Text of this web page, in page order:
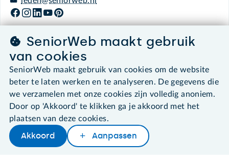
Later lezenDelenWoordenboek
©2026 SeniorWeb
Algemene voorwaarden
Cookies en cookie-instellingen
Disclaimer
Privacybeleid
About SeniorWeb
SeniorWeb maakt gebruik
van cookies
SeniorWeb maakt gebruik van cookies om de website
beter te laten werken en te analyseren. De gegevens die
we verzamelen met onze cookies zijn volledig anoniem.
Door op 'Akkoord' te klikken ga je akkoord met het
plaatsen van deze cookies.
Akkoord Aanpassen